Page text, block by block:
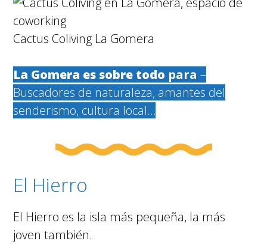
Cactus Coliving La Gomera
La Gomera es sobre todo para –
Buscadores de naturaleza, amantes del
senderismo, cultura local…
El Hierro
El Hierro es la isla más pequeña, la más
joven también.